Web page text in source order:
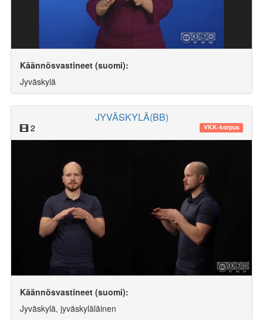
Käännösvastineet (suomi):
Jyväskylä
JYVÄSKYLÄ(BB)
2 VKK-korpus
Käännösvastineet (suomi):
Jyväskylä, jyväskyläläinen